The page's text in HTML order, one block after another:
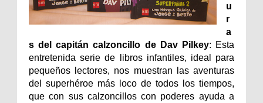
u
r
a
s del capitán calzoncillo de Dav Pilkey: Esta
entretenida serie de libros infantiles, ideal para
pequeños lectores, nos muestran las aventuras
del superhéroe más loco de todos los tiempos,
que con sus calzoncillos con poderes ayuda a